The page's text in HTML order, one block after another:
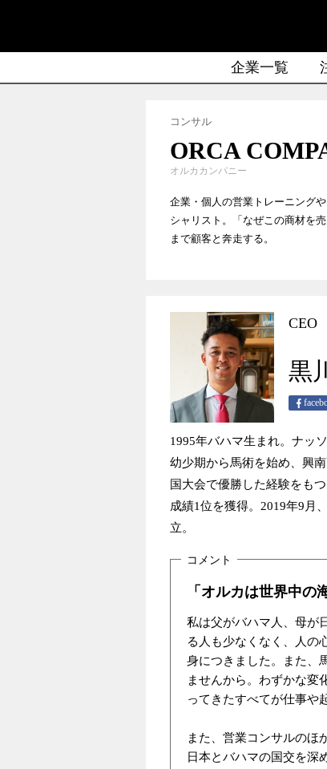
企業一覧
コンサル
ORCA
オルカカンパニー
企業・個人の営業トレーニング
シャリスト。「なぜこの商材を
まで顧客と奔走する。
CEO
黒
1995年バハマ生まれ。ナッ
幼少期から馬術を始め、興
国大会で優勝した経験をも
成績1位を獲得。2019年9月
立。
「オルカは世界中の
私は父がバハマ人、母が
る人も少なくなく、人の
身につきました。また、
ませんから。わずかな変
ってきたすべてが仕事や
また、営業コンサルのほ
日本とバハマの国交を深